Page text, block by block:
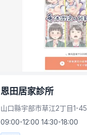
恩田居家診所
山口縣宇部市草江2丁目1-45
09:00-12:00 14:30-18:00